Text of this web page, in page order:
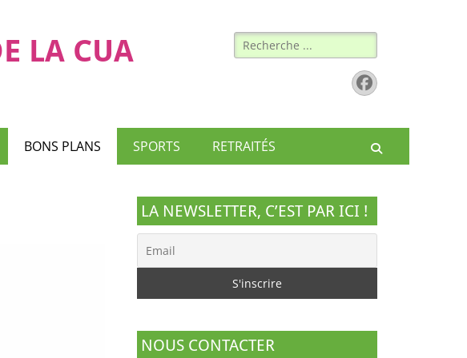
LA CUA Rechercher :
Facebook
BONS PLANS SPORTS RETRAITÉS
LA NEWSLETTER, C’EST PAR ICI !
NOUS CONTACTER